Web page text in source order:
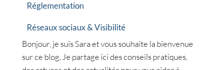
Réglementation
Réseaux sociaux & Visibilité
Bonjour, je suis Sara et vous souhaite la bienvenue
sur ce blog. Je partage ici des conseils pratiques,